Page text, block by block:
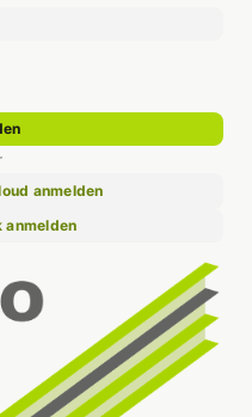
anmelden
anmelden